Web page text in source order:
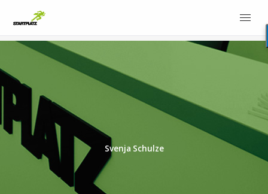
Svenja Schulze